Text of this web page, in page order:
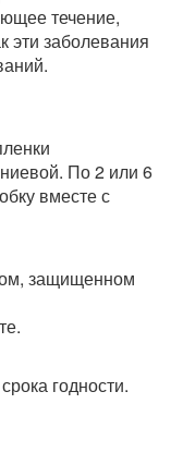
течение,
эти заболевания
По 2 или 6
вместе с
защищенном
годности.